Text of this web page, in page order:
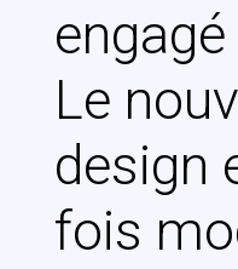
Le
design
fois